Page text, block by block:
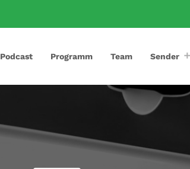
Podcast Programm Team Sender